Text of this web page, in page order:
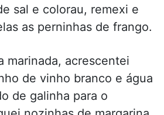
sal e colorau, remexi e
as perninhas de frango.
marinada, acrescentei
de vinho branco e água
de galinha para o